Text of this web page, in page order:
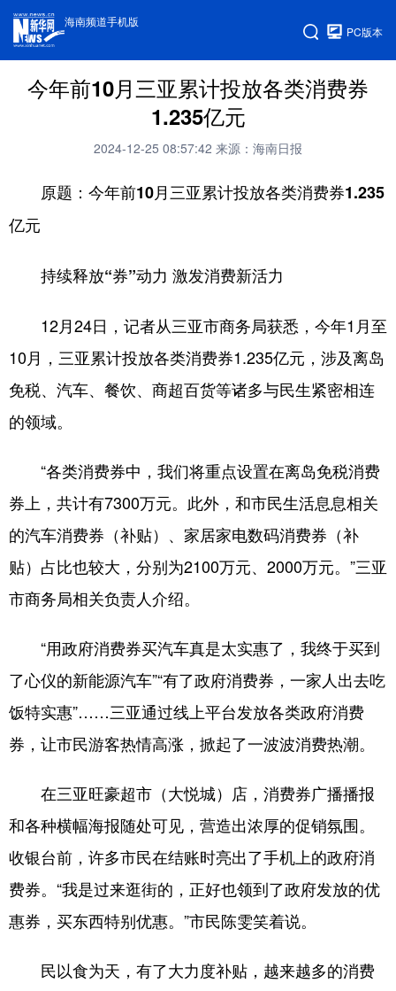
海南频道手机版
PC版本
今年前10月三亚累计投放各类消费券
1.235亿元
2024-12-25 08:57:42 来源：海南日报
原题：今年前10月三亚累计投放各类消费券1.235
亿元
持续释放“券”动力 激发消费新活力
12月24日，记者从三亚市商务局获悉，今年1月至
10月，三亚累计投放各类消费券1.235亿元，涉及离岛
免税、汽车、餐饮、商超百货等诸多与民生紧密相连
的领域。
“各类消费券中，我们将重点设置在离岛免税消费
券上，共计有7300万元。此外，和市民生活息息相关
的汽车消费券（补贴）、家居家电数码消费券（补
贴）占比也较大，分别为2100万元、2000万元。”三亚
市商务局相关负责人介绍。
“用政府消费券买汽车真是太实惠了，我终于买到
了心仪的新能源汽车”“有了政府消费券，一家人出去吃
饭特实惠”……三亚通过线上平台发放各类政府消费
券，让市民游客热情高涨，掀起了一波波消费热潮。
在三亚旺豪超市（大悦城）店，消费券广播播报
和各种横幅海报随处可见，营造出浓厚的促销氛围。
收银台前，许多市民在结账时亮出了手机上的政府消
费券。“我是过来逛街的，正好也领到了政府发放的优
惠券，买东西特别优惠。”市民陈雯笑着说。
民以食为天，有了大力度补贴，越来越多的消费